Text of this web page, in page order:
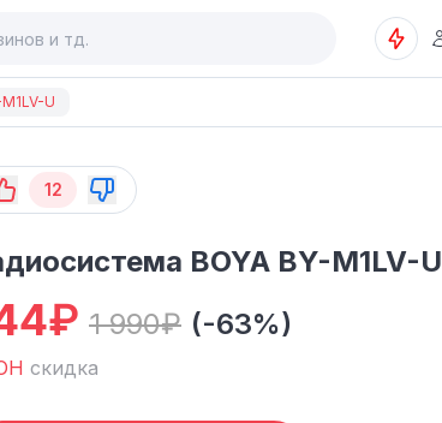
U
12
BOYA BY-M1LV-U
₽ 1 990₽ (-63%)
скидка